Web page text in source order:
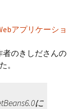
アプリケーショ
者のきしださんの
。
に